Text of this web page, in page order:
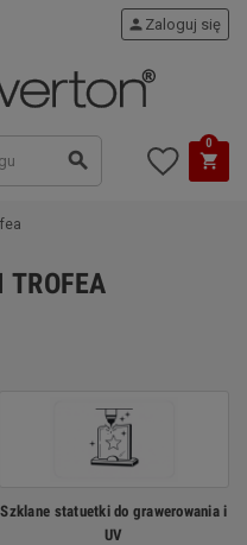
search
person Zaloguj się
shopping_cart
0
Szklane statuetki do grawerowania i
UV